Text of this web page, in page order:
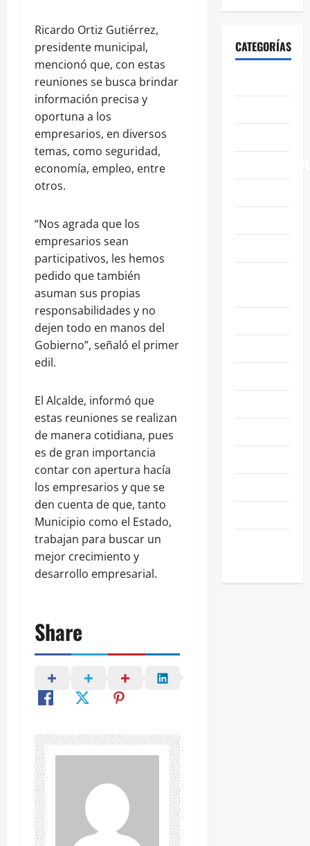
Ricardo Ortiz Gutiérrez,
presidente municipal,
mencionó que, con estas
reuniones se busca brindar
información precisa y
oportuna a los
empresarios, en diversos
temas, como seguridad,
economía, empleo, entre
otros.
“Nos agrada que los
empresarios sean
participativos, les hemos
pedido que también
asuman sus propias
responsabilidades y no
dejen todo en manos del
Gobierno”, señaló el primer
edil.
El Alcalde, informó que
estas reuniones se realizan
de manera cotidiana, pues
es de gran importancia
contar con apertura hacía
los empresarios y que se
den cuenta de que, tanto
Municipio como el Estado,
trabajan para buscar un
mejor crecimiento y
desarrollo empresarial.
Share
CATEGORÍAS